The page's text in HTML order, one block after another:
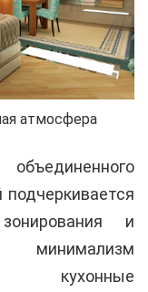
атмосфера
подчеркивается
и
кухонные